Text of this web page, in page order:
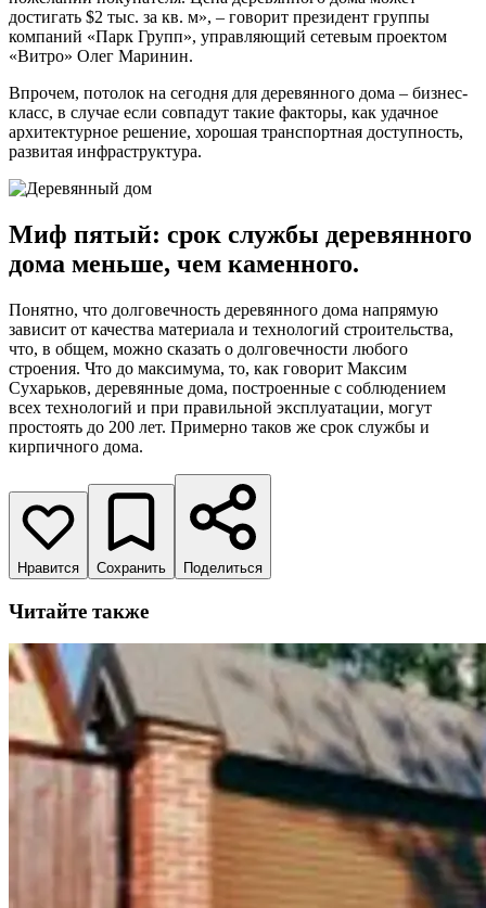
достигать $2 тыс. за кв. м», – говорит президент группы
компаний «Парк Групп», управляющий сетевым проектом
«Витро» Олег Маринин.
Впрочем, потолок на сегодня для деревянного дома – бизнес-
класс, в случае если совпадут такие факторы, как удачное
архитектурное решение, хорошая транспортная доступность,
развитая инфраструктура.
Миф пятый: cрок службы деревянного
дома меньше, чем каменного.
Понятно, что долговечность деревянного дома напрямую
зависит от качества материала и технологий строительства,
что, в общем, можно сказать о долговечности любого
строения. Что до максимума, то, как говорит Максим
Сухарьков, деревянные дома, построенные с соблюдением
всех технологий и при правильной эксплуатации, могут
простоять до 200 лет. Примерно таков же срок службы и
кирпичного дома.
Нравится Сохранить Поделиться
Читайте также